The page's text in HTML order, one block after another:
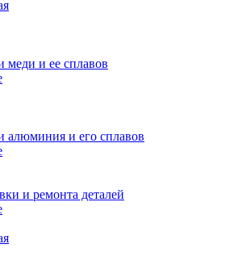
меди и ее сплавов
алюминия и его сплавов
и ремонта деталей